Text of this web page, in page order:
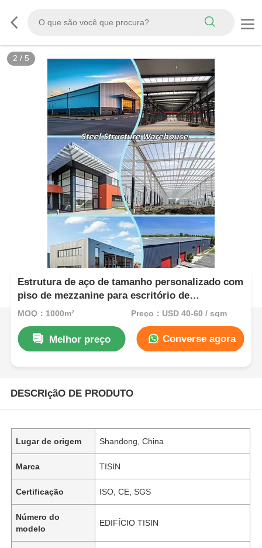
3 / 5
Estrutura de aço de tamanho personalizado com
piso de mezzanine para escritório de
armazenamento edifício integrado
MOQ：1000m² Preço：USD 40-60 / sqm
Melhor preço Converse agora
DESCRIçãO DE PRODUTO
Lugar de origem Shandong, China
Marca TISIN
Certificação ISO, CE, SGS
Número do
modelo
EDIFÍCIO TISIN